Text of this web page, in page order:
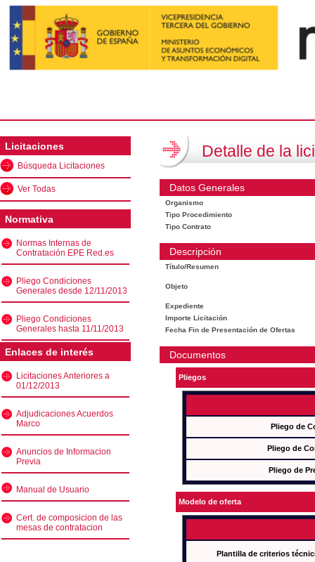
Licitaciones
Búsqueda Licitaciones
Ver Todas
Normativa
Normas Internas de
Contratación EPE Red.es
Pliego Condiciones
Generales desde 12/11/2013
Pliego Condiciones
Generales hasta 11/11/2013
Enlaces de interés
Licitaciones Anteriores a
01/12/2013
Adjudicaciones Acuerdos
Marco
Anuncios de Informacion
Previa
Manual de Usuario
Cert. de composicion de las
mesas de contratacion
Detalle de la
Datos Generales
Organismo
Tipo Procedimiento
Tipo Contrato
Descripción
Título/Resumen
Objeto
Expediente
Importe Licitación
Fecha Fin de Presentación de Ofertas
Documentos
Pliegos
Pliego de
Pliego de
Pliego de
Modelo de oferta
Plantilla de criterios